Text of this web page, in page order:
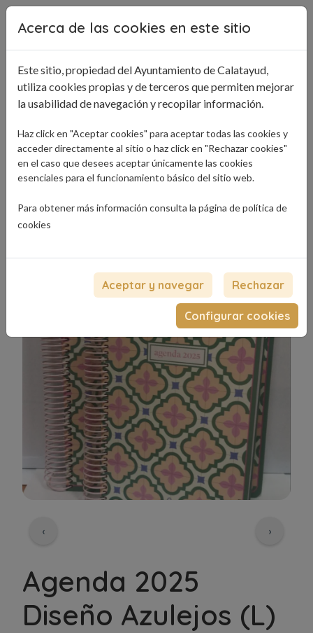
Pasar al contenido principal
‹ ›
Agenda 2025
Diseño Azulejos (L)
Acerca de las cookies en este sitio
Este sitio, propiedad del Ayuntamiento de Calatayud,
utiliza cookies propias y de terceros que permiten mejorar
la usabilidad de navegación y recopilar información.
Haz click en "Aceptar cookies" para aceptar todas las cookies y
acceder directamente al sitio o haz click en "Rechazar cookies"
en el caso que desees aceptar únicamente las cookies
esenciales para el funcionamiento básico del sitio web.
Para obtener más información consulta la página depolítica de
cookies
Aceptar y navegar Rechazar
Configurar cookies